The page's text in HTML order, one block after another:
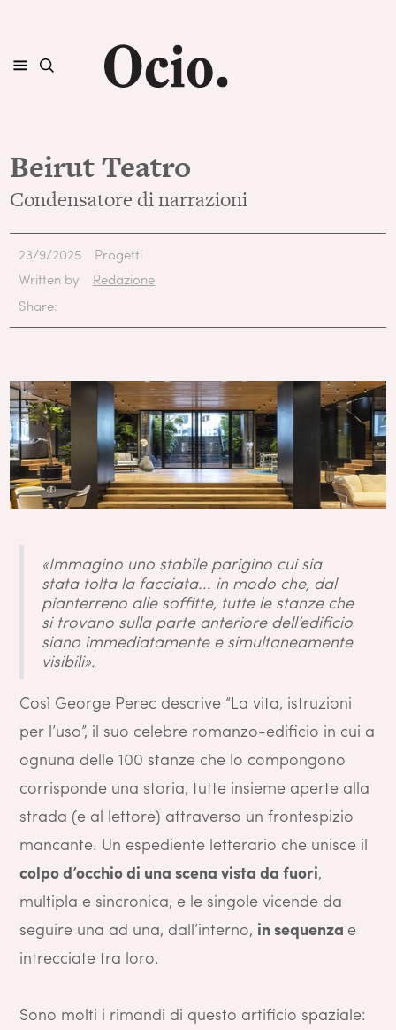
Beirut Teatro
Condensatore di narrazioni
23/9/2025
Progetti
Written by
Redazione
Share:
«Immagino uno stabile parigino cui sia
stata tolta la facciata... in modo che, dal
pianterreno alle soffitte, tutte le stanze che
si trovano sulla parte anteriore dell’edificio
siano immediatamente e simultaneamente
visibili».
Così George Perec descrive “La vita, istruzioni
per l’uso”, il suo celebre romanzo-edificio in cui a
ognuna delle 100 stanze che lo compongono
corrisponde una storia, tutte insieme aperte alla
strada (e al lettore) attraverso un frontespizio
mancante. Un espediente letterario che unisce il
colpo d’occhio di una scena vista da fuori,
multipla e sincronica, e le singole vicende da
seguire una ad una, dall’interno, in sequenza e
intrecciate tra loro.
Sono molti i rimandi di questo artificio spaziale: